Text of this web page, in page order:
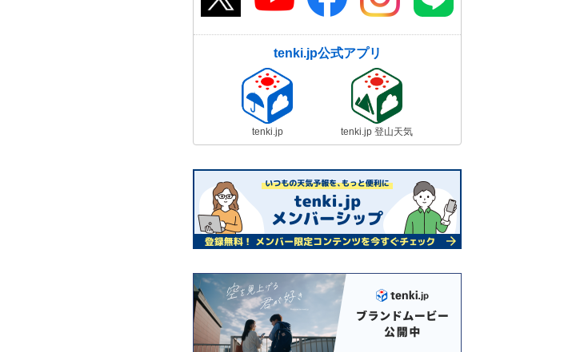
tenki.jp公式アプリ
tenki.jp tenki.jp 登山天気